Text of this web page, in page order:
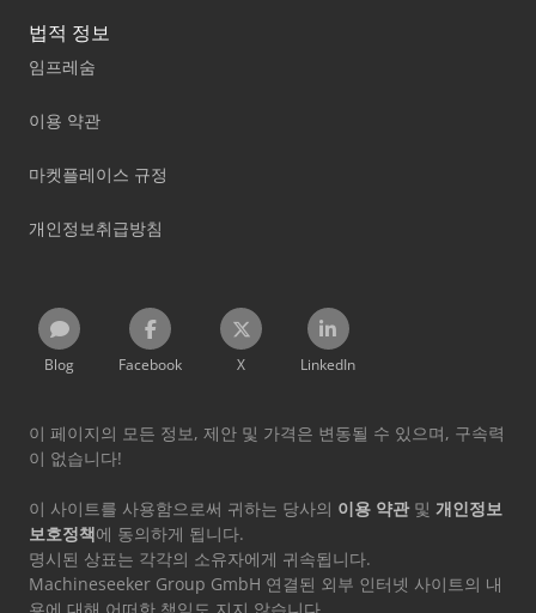
법적 정보
임프레숨
이용 약관
마켓플레이스 규정
개인정보취급방침
Blog Facebook X LinkedIn
이 페이지의 모든 정보, 제안 및 가격은 변동될 수 있으며, 구속력
이 없습니다!
이 사이트를 사용함으로써 귀하는 당사의 이용 약관및 개인정보
보호정책에 동의하게 됩니다.
명시된 상표는 각각의 소유자에게 귀속됩니다.
Machineseeker Group GmbH 연결된 외부 인터넷 사이트의 내